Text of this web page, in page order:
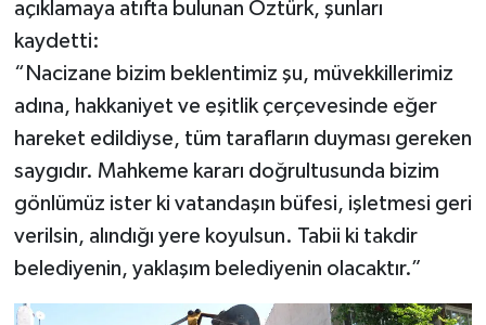
açıklamaya atıfta bulunan Öztürk, şunları
kaydetti:
“Nacizane bizim beklentimiz şu, müvekkillerimiz
adına, hakkaniyet ve eşitlik çerçevesinde eğer
hareket edildiyse, tüm tarafların duyması gereken
saygıdır. Mahkeme kararı doğrultusunda bizim
gönlümüz ister ki vatandaşın büfesi, işletmesi geri
verilsin, alındığı yere koyulsun. Tabii ki takdir
belediyenin, yaklaşım belediyenin olacaktır.”